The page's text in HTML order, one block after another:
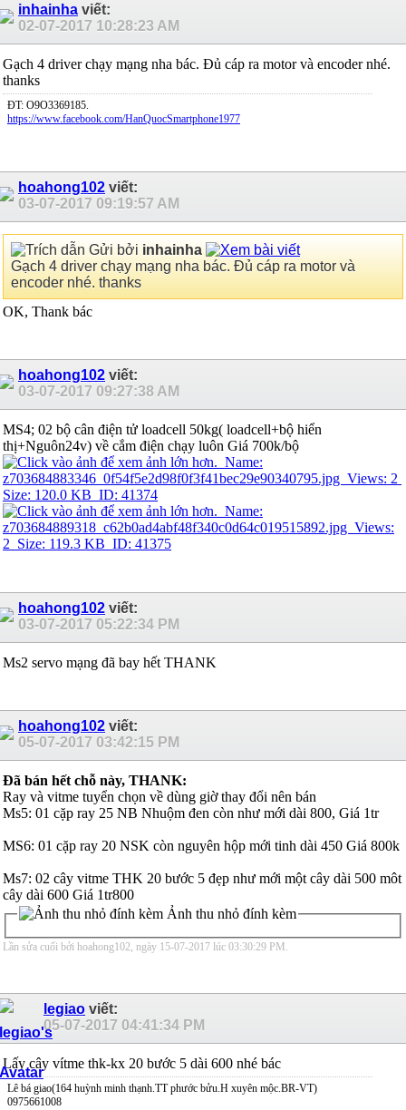
inhainha viết:
02-07-2017 10:28:23 AM
Gạch 4 driver chạy mạng nha bác. Đủ cáp ra motor và encoder nhé.
thanks
ĐT: O9O3369185.
https://www.facebook.com/HanQuocSmartphone1977
hoahong102 viết:
03-07-2017 09:19:57 AM
Gửi bởi inhainha
Gạch 4 driver chạy mạng nha bác. Đủ cáp ra motor và
encoder nhé. thanks
OK, Thank bác
hoahong102 viết:
03-07-2017 09:27:38 AM
MS4; 02 bộ cân điện tử loadcell 50kg( loadcell+bộ hiển
thị+Nguôn24v) về cắm điện chạy luôn Giá 700k/bộ
hoahong102 viết:
03-07-2017 05:22:34 PM
Ms2 servo mạng đã bay hết THANK
hoahong102 viết:
05-07-2017 03:42:15 PM
Đã bán hết chỗ này, THANK:
Ray và vitme tuyển chọn về dùng giờ thay đổi nên bán
Ms5: 01 cặp ray 25 NB Nhuộm đen còn như mới dài 800, Giá 1tr
MS6: 01 cặp ray 20 NSK còn nguyên hộp mới tinh dài 450 Giá 800k
Ms7: 02 cây vitme THK 20 bước 5 đẹp như mới một cây dài 500 môt
cây dài 600 Giá 1tr800
Ảnh thu nhỏ đính kèm
Lần sửa cuối bởi hoahong102, ngày 15-07-2017 lúc 03:30:29 PM .
legiao viết:
05-07-2017 04:41:34 PM
Lấy cây vítme thk-kx 20 bước 5 dài 600 nhé bác
Lê bá giao(164 huỳnh minh thạnh.TT phước bửu.H xuyên mộc.BR-VT)
0975661008